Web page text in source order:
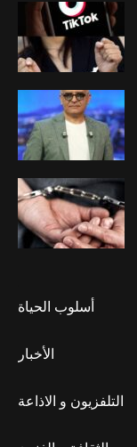
أسلوب الحياة
الأخبار
التلفزيون و الاذاعة